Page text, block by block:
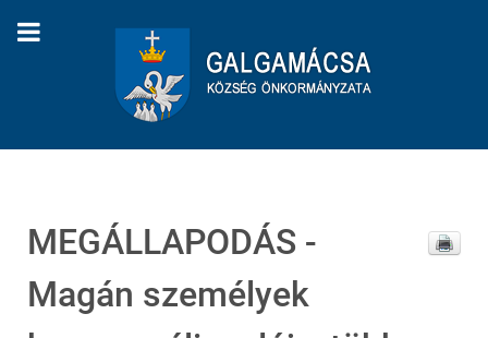
MEGÁLLAPODÁS -
Magán személyek